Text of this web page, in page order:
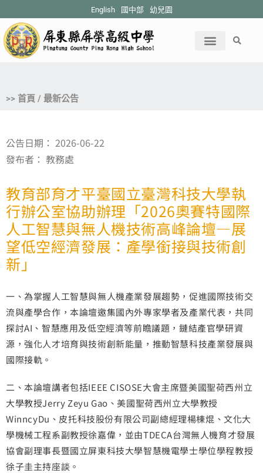
English 國中部 幼兒園
>> 首頁 / 最新公告
公告日期： 2026-06-22
發布者： 教務處
教育部育才平臺國立臺灣科技大學執
行辦公室協助辦理「2026奧賽特國際
人工智慧與無人機技術高峰論壇—展
望低空經濟發展：產學銜接與技術創
新」
一、為掌握人工智慧與無人機產業發展趨勢，促進國際技術交
流與產學合作，本論壇邀集國內外專家學者及產業代表，共同
探討AI、智慧應用及低空經濟等前瞻議題，鏈結產官學研資
源，強化人才培育與技術創新能量，推動智慧科技產業發展與
國際接軌。
二、本論壇講者包括IEEE CISOSE大會主席暨美國聖荷西州立
大學教授Jerry Zeyu Gao、美國聖荷西州立大學教授
WinncyDu、皮托科技股份有限公司副總經理楊棟焜、文化大
學機械工程系副教授徐嘉偉，並由TDECA台灣無人機育才發展
協會副理事長暨國立屏東科技大學智慧機電學士學位學程教授
徐子圭主持座談。